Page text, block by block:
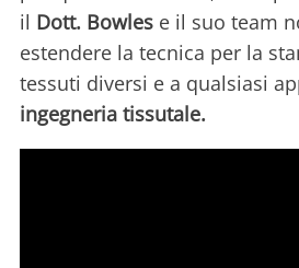
il Dott. Bowles e il suo team
estendere la tecnica per la
tessuti diversi e a qualsiasi
ingegneria tissutale.